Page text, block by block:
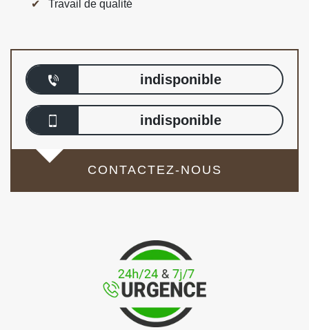
Travail de qualité
indisponible
indisponible
CONTACTEZ-NOUS